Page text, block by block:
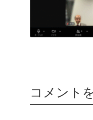
コメント